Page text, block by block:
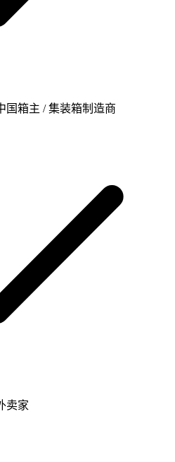
国箱主 / 集装箱制造商
卖家